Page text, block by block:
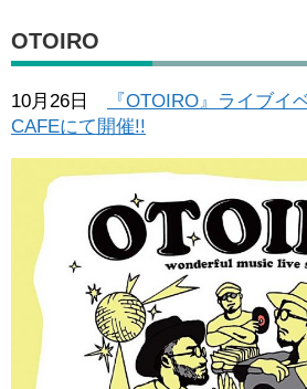
OTOIRO
10月26日
『OTOIRO』ライブイ
CAFEにて開催!!